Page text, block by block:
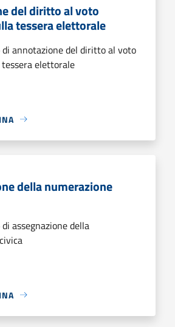
del diritto al voto
tessera elettorale
di annotazione del diritto al voto
elettorale
della numerazione
assegnazione della